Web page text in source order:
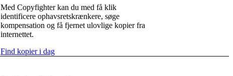
Med Copyfighter kan du med få klik
identificere ophavsretskrænkere, søge
kompensation og få fjernet ulovlige kopier fra
internettet.
Find kopier i dag